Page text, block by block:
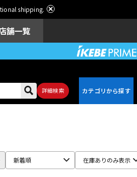
shipping.
舗一覧
詳細検索
新着順 在庫ありのみ表示